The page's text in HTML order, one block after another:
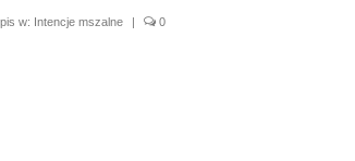
w: Intencje mszalne | 0